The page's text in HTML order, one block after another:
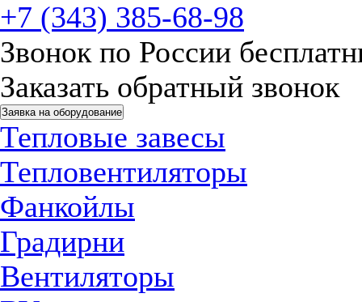
+7 (343) 385-68-98
Звонок по России
Заказать обратный звонок
Заявка на оборудование
Тепловые завесы
Тепловентиляторы
Фанкойлы
Градирни
Вентиляторы